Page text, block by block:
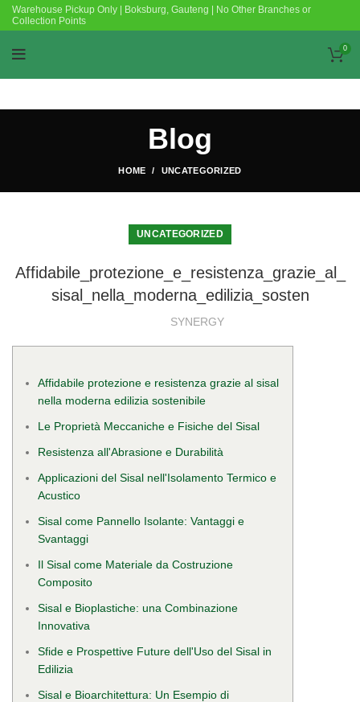
Warehouse Pickup Only | Boksburg, Gauteng | No Other Branches or
Collection Points
0
Blog
HOME UNCATEGORIZED
UNCATEGORIZED
Affidabile_protezione_e_resistenza_grazie_al_
sisal_nella_moderna_edilizia_sosten
SYNERGY
Affidabile protezione e resistenza grazie al sisal
nella moderna edilizia sostenibile
Le Proprietà Meccaniche e Fisiche del Sisal
Resistenza all'Abrasione e Durabilità
Applicazioni del Sisal nell'Isolamento Termico e
Acustico
Sisal come Pannello Isolante: Vantaggi e
Svantaggi
Il Sisal come Materiale da Costruzione
Composito
Sisal e Bioplastiche: una Combinazione
Innovativa
Sfide e Prospettive Future dell'Uso del Sisal in
Edilizia
Sisal e Bioarchitettura: Un Esempio di